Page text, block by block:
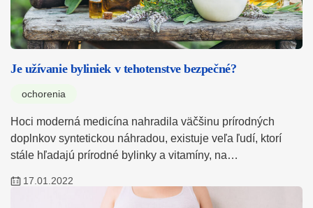
Je užívanie byliniek v tehotenstve bezpečné?
ochorenia
Hoci moderná medicína nahradila väčšinu prírodných
doplnkov syntetickou náhradou, existuje veľa ľudí, ktorí
stále hľadajú prírodné bylinky a vitamíny, na…
17.01.2022